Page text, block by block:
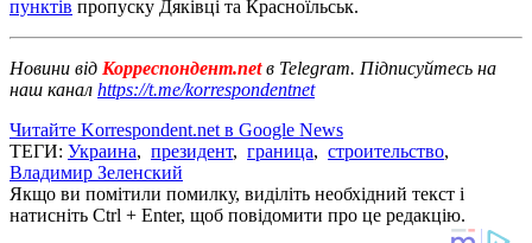
пунктів пропуску Дяківці та Красноїльськ.
Новини від Корреспондент.netв Telegram. Підписуйтесь на
наш канал https://t.me/korrespondentnet
Читайте Korrespondent.net в Google News
ТЕГИ: Украина, президент, граница, строительство,
Владимир Зеленский
Якщо ви помітили помилку, виділіть необхідний текст і
натисніть Ctrl + Enter, щоб повідомити про це редакцію.